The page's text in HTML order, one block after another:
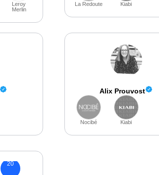
Leroy
Merlin
La Redoute Kiabi
Alix Prouvost
Nocibé Kiabi
20